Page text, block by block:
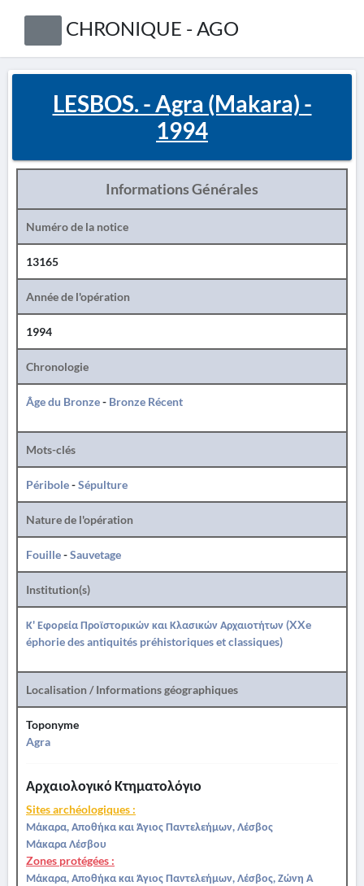
CHRONIQUE - AGO
LESBOS. - Agra (Makara) -
1994
Informations Générales
Numéro de la notice
13165
Année de l'opération
1994
Chronologie
Âge du Bronze- Bronze Récent
Mots-clés
Péribole-Sépulture
Nature de l'opération
Fouille-Sauvetage
Institution(s)
Κ' Εφορεία Προϊστορικών και Κλασικών Αρχαιοτήτων (XXe
éphorie des antiquités préhistoriques et classiques)
Localisation / Informations géographiques
Toponyme
Agra
Αρχαιολογικό Κτηματολόγιο
Sites archéologiques :
Μάκαρα, Αποθήκα και Άγιος Παντελεήμων, Λέσβος
Μάκαρα Λέσβου
Zones protégées :
Μάκαρα, Αποθήκα και Άγιος Παντελεήμων, Λέσβος, Ζώνη Α